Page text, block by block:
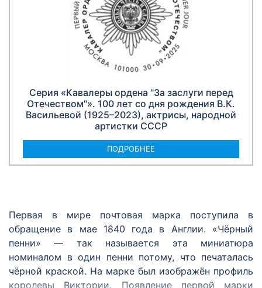
Серия «Кавалеры ордена "За заслуги перед
Отечеством"». 100 лет со дня рождения В.К.
Васильевой (1925–2023), актрисы, народной
артистки СССР
ПОДРОБНЕЕ
Первая в мире почтовая марка поступила в
обращение в мае 1840 года в Англии. «Чёрный
пенни» — так называется эта миниатюра
номиналом в один пенни потому, что печаталась
чёрной краской. На марке был изображён профиль
королевы Виктории. Появление первой марки